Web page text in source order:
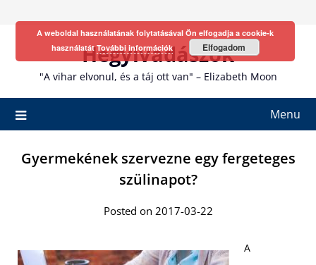
Hegyivadászok
"A vihar elvonul, és a táj ott van" – Elizabeth Moon
Menu
Gyermekének szervezne egy fergeteges
szülinapot?
Posted on 2017-03-22
A
A weboldal használatának folytatásával Ön elfogadja a cookie-k
használatátTovábbi információk Elfogadom